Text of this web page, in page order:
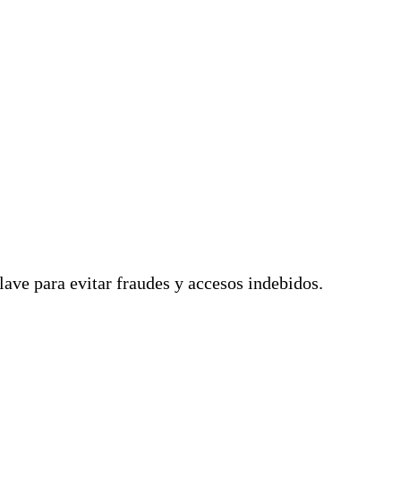
para evitar fraudes y accesos indebidos.